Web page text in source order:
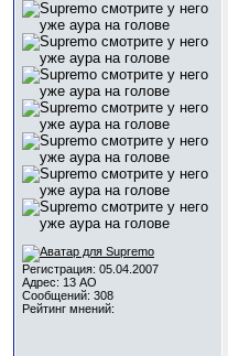
Регистрация: 05.04.2007
Адрес: 13 АО
Сообщений: 308
Рейтинг мнений: